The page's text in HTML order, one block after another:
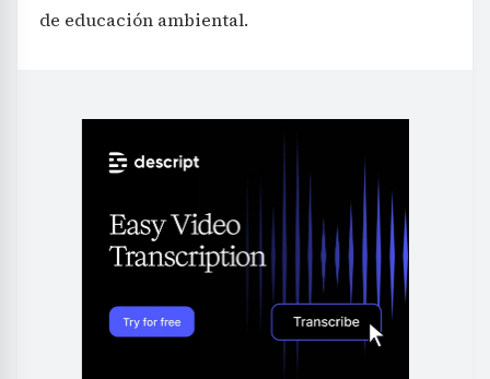
de educación ambiental.